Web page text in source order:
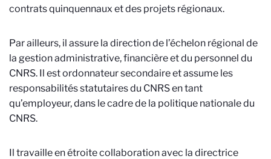
contrats quinquennaux et des projets régionaux.
Par ailleurs, il assure la direction de l’échelon régional de
la gestion administrative, financière et du personnel du
CNRS. Il est ordonnateur secondaire et assume les
responsabilités statutaires du CNRS en tant
qu’employeur, dans le cadre de la politique nationale du
CNRS.
Il travaille en étroite collaboration avec la directrice